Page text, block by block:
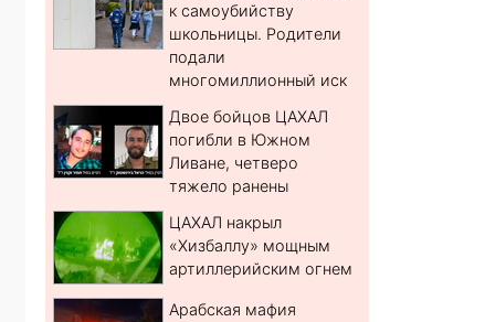
к самоубийству
школьницы. Родители
подали
многомиллионный иск
Двое бойцов ЦАХАЛ
погибли в Южном
Ливане, четверо
тяжело ранены
ЦАХАЛ накрыл
«Хизбаллу» мощным
артиллерийским огнем
Арабская мафия